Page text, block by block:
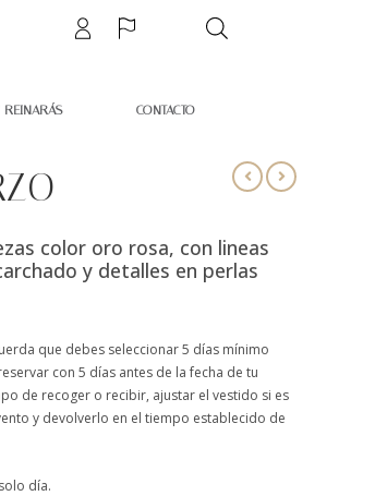
CONTACTO
color oro rosa, con lineas
y detalles en perlas
que debes seleccionar 5 días mínimo
con 5 días antes de la fecha de tu
de recoger o recibir, ajustar el vestido si es
y devolverlo en el tiempo establecido de
día.